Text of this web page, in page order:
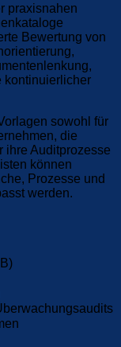
praxisnahen
Bewertung von
kontinuierlicher
sowohl für
die
ihre Auditprozesse
können
Prozesse und
werden.